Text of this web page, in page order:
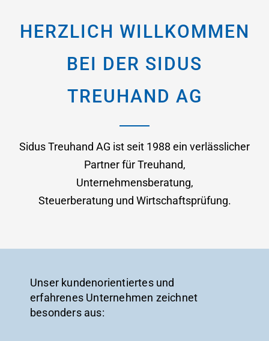
HERZLICH WILLKOMMEN
BEI DER SIDUS
TREUHAND AG
Sidus Treuhand AG ist seit 1988 ein verlässlicher
Partner für Treuhand,
Unternehmensberatung,
Steuerberatung und Wirtschaftsprüfung.
Unser kundenorientiertes und
erfahrenes Unternehmen zeichnet
besonders aus: